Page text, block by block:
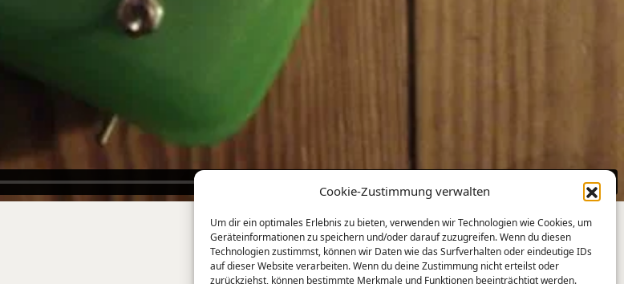
Cookie-Zustimmung verwalten
Um dir ein optimales Erlebnis zu bieten, verwenden wir Technologien wie Cookies, um
Geräteinformationen zu speichern und/oder darauf zuzugreifen. Wenn du diesen
Technologien zustimmst, können wir Daten wie das Surfverhalten oder eindeutige IDs
auf dieser Website verarbeiten. Wenn du deine Zustimmung nicht erteilst oder
zurückziehst, können bestimmte Merkmale und Funktionen beeinträchtigt werden.